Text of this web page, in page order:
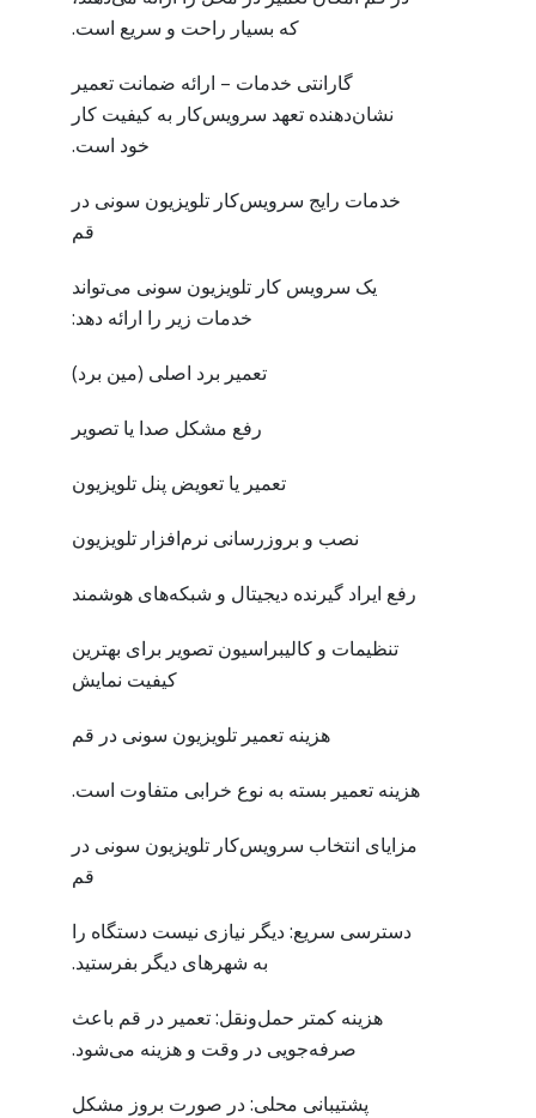
که بسیار راحت و سریع است.
گارانتی خدمات – ارائه ضمانت تعمیر
نشان‌دهنده تعهد سرویس‌کار به کیفیت کار
خود است.
خدمات رایج سرویس‌کار تلویزیون سونی در
قم
یک سرویس کار تلویزیون سونی می‌تواند
خدمات زیر را ارائه دهد:
تعمیر برد اصلی (مین برد)
رفع مشکل صدا یا تصویر
تعمیر یا تعویض پنل تلویزیون
نصب و بروزرسانی نرم‌افزار تلویزیون
رفع ایراد گیرنده دیجیتال و شبکه‌های هوشمند
تنظیمات و کالیبراسیون تصویر برای بهترین
کیفیت نمایش
هزینه تعمیر تلویزیون سونی در قم
هزینه تعمیر بسته به نوع خرابی متفاوت است.
مزایای انتخاب سرویس‌کار تلویزیون سونی در
قم
دسترسی سریع: دیگر نیازی نیست دستگاه را
به شهرهای دیگر بفرستید.
هزینه کمتر حمل‌ونقل: تعمیر در قم باعث
صرفه‌جویی در وقت و هزینه می‌شود.
پشتیبانی محلی: در صورت بروز مشکل